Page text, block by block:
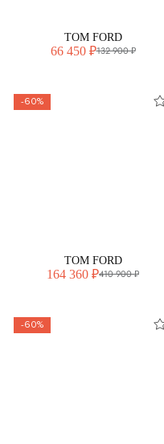
TOM FORD
66 450 ₽132 900 ₽
-60%
TOM FORD
164 360 ₽410 900 ₽
-60%